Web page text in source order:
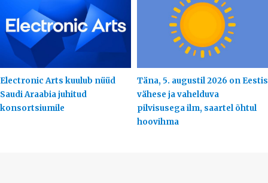
Electronic Arts kuulub nüüd
Saudi Araabia juhitud
konsortsiumile
Täna, 5. augustil 2026 on Eestis
vähese ja vahelduva
pilvisusega ilm, saartel õhtul
hoovihma